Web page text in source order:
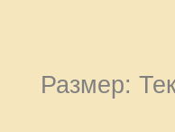
Размер: